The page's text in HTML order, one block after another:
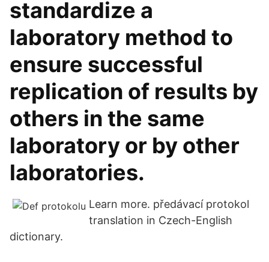
standardize a
laboratory method to
ensure successful
replication of results by
others in the same
laboratory or by other
laboratories.
Learn more. předávací protokol
translation in Czech-English
dictionary.